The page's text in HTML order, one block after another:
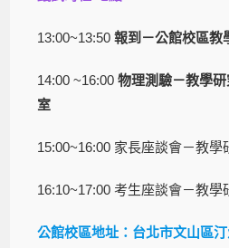
13:00~13:50報到－公館校區教
14:00 ~16:00物理測驗－教學
室
15:00~16:00 家長座談會－教學
16:10~17:00 考生座談會－教學
公館校區地址：台北市文山區